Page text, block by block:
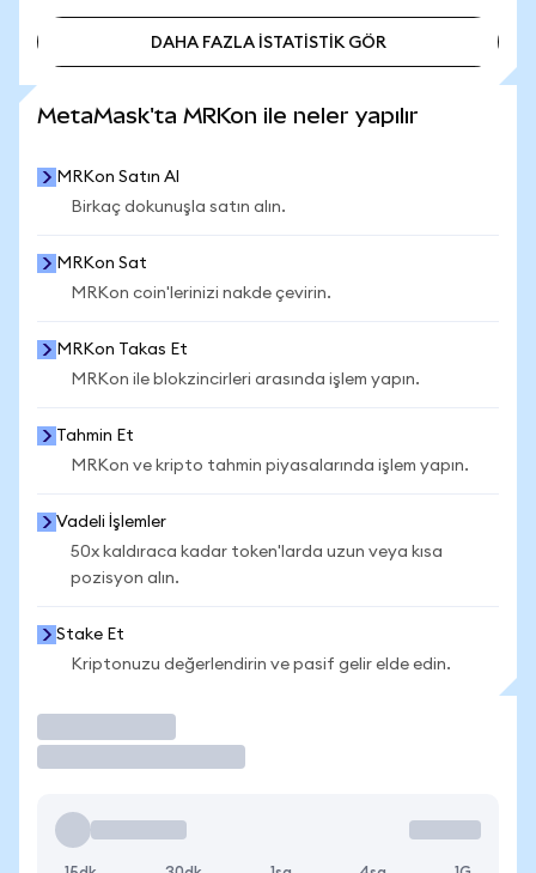
DAHA FAZLA İSTATİSTİK GÖR
MetaMask'ta MRKon ile neler yapılır
MRKon Satın Al
Birkaç dokunuşla satın alın.
MRKon Sat
MRKon coin'lerinizi nakde çevirin.
MRKon Takas Et
MRKon ile blokzincirleri arasında işlem yapın.
Tahmin Et
MRKon ve kripto tahmin piyasalarında işlem yapın.
Vadeli İşlemler
50x kaldıraca kadar token'larda uzun veya kısa
pozisyon alın.
Stake Et
Kriptonuzu değerlendirin ve pasif gelir elde edin.